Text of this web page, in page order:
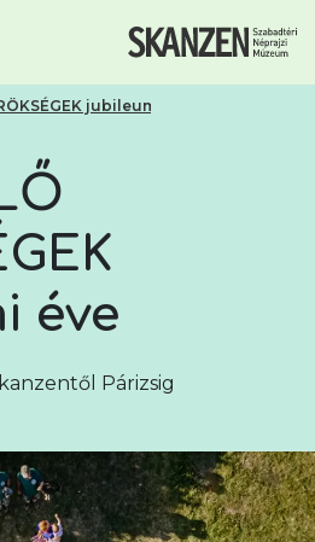
jubileumi éve
éve
Párizsig